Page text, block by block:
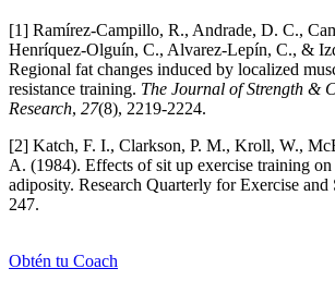
[1] Ramírez-Campillo, R., Andrade, D. C.,
Henríquez-Olguín, C., Alvarez-Lepín, C., &
Regional fat changes induced by localized
resistance training. The Journal of Strength &
Research, 27(8), 2219-2224.
[2] Katch, F. I., Clarkson, P. M., Kroll, W.,
A. (1984). Effects of sit up exercise training on
adiposity. Research Quarterly for Exercise
247.
Obtén tu Coach